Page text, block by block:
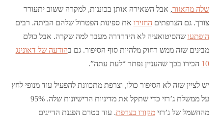
שלה מהאזור, אבל השאירה אותן בכוננות, למקרה ששוב יתעורר
צורך. גם הצרפתים החזירו את ספינות הפטרול שלהם הביתה. רבים
הופתעו שהסיטואציה לא הידרדרה מעבר למה שקרה. אבל כולם
מבינים שזה ממש רחוק מלהיות סוף הסיפור. גם בהודעה של דאונינג
10 הכירו בכך שהעניין נפתר “לעת עתה”.
יש לציין שזה לא הסיפור כולו, וצרפת מתכוונת להפעיל עוד מנופי לחץ
על ממשלת ג’רזי כדי שתקל את מדיניות הרישיונות שלה. 95%
מהחשמל של ג’רזימקורו בצרפת. עוד בטרם הפגנת הדייגים